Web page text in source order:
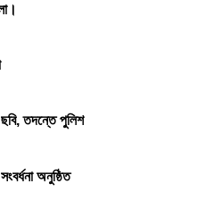
ছবি, তদন্তে পুলিশ
অনুষ্ঠিত